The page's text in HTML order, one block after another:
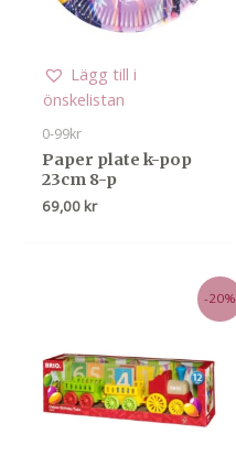
Lägg till i
önskelistan
0-99kr
Paper plate k-pop
23cm 8-p
69,00 kr
-20%